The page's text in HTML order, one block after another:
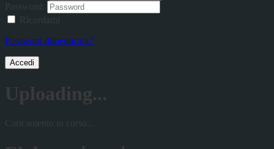
Password:
Ricordami
Password dimenticata?
Accedi
Uploading...
Caricamento in corso...